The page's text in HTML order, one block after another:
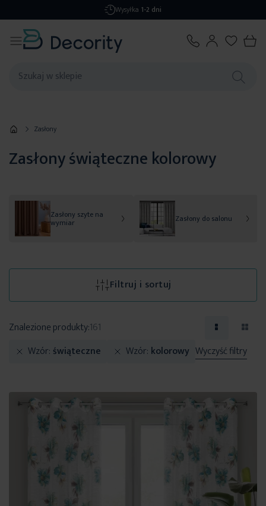
Darmowa dostawaod 299,99 zł
Zasłony
Zasłony świąteczne kolorowy
Zasłony szyte na
wymiar Zasłony do salonu
Filtruj i sortuj
Znalezione produkty:161
Wzór świąteczne Wzór kolorowy Wyczyść filtry